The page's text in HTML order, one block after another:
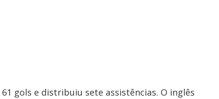
gols e distribuiu sete assistências. O inglês